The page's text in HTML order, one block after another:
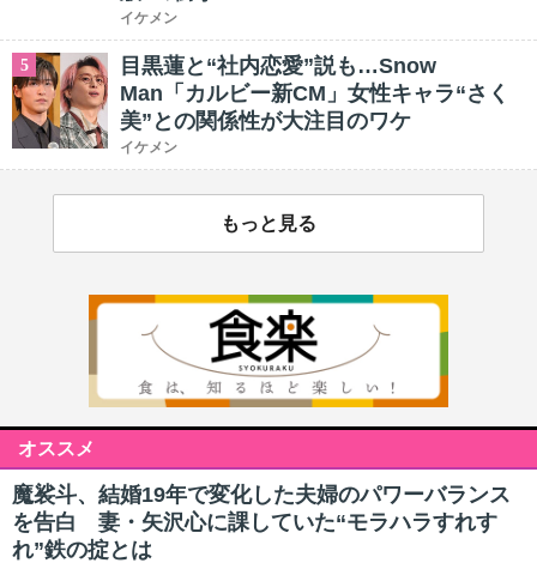
イケメン
5
目黒蓮と“社内恋愛”説も…Snow
Man「カルビー新CM」女性キャラ“さく
美”との関係性が大注目のワケ
イケメン
もっと見る
オススメ
魔裟斗、結婚19年で変化した夫婦のパワーバランス
を告白 妻・矢沢心に課していた“モラハラすれす
れ”鉄の掟とは